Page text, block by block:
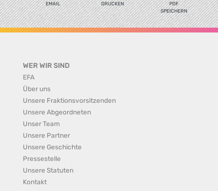
EMAIL DRUCKEN
PDF
SPEICHERN
WER WIR SIND
EFA
Über uns
Unsere Fraktionsvorsitzenden
Unsere Abgeordneten
Unser Team
Unsere Partner
Unsere Geschichte
Pressestelle
Unsere Statuten
Kontakt